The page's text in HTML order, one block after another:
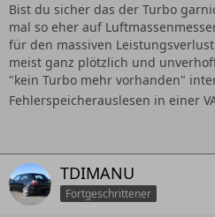
Bist du sicher das der Turbo
mal so eher auf
für den massiven
meist ganz plötzlich und
"kein Turbo mehr vorhanden"
Fehlerspeicherauslesen in einer
TDIMANU
Fortgeschrittener